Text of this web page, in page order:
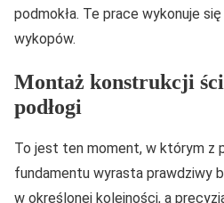
podmokła. Te prace wykonuje
wykopów.
Montaż konstrukcji
podłogi
To jest ten moment, w którym z
fundamentu wyrasta prawdziwy
w określonej kolejności, a